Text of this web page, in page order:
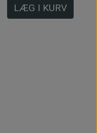
LÆG I KURV